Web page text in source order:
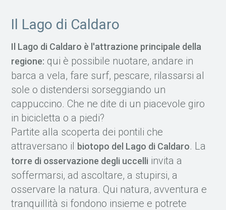
Il Lago di Caldaro
Il Lago di Caldaro è l'attrazione principale della
regione: qui è possibile nuotare, andare in
barca a vela, fare surf, pescare, rilassarsi al
sole o distendersi sorseggiando un
cappuccino. Che ne dite di un piacevole giro
in bicicletta o a piedi?
Partite alla scoperta dei pontili che
attraversano il biotopo del Lago di Caldaro. La
torre di osservazione degli uccelli invita a
soffermarsi, ad ascoltare, a stupirsi, a
osservare la natura. Qui natura, avventura e
tranquillità si fondono insieme e potrete